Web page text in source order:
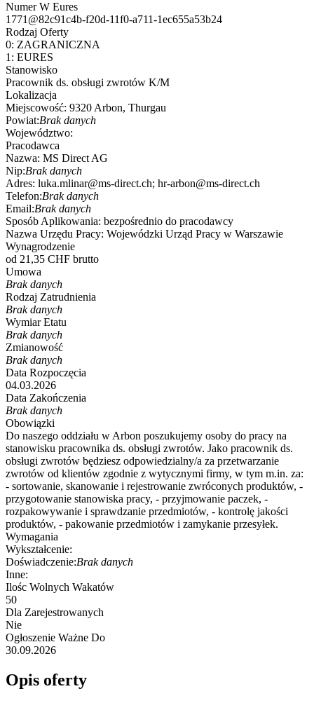
Numer W Eures
1771@82c91c4b-f20d-11f0-a711-1ec655a53b24
Rodzaj Oferty
0: ZAGRANICZNA
1: EURES
Stanowisko
Pracownik ds. obsługi zwrotów K/M
Lokalizacja
Miejscowość: 9320 Arbon, Thurgau
Powiat:Brak danych
Województwo:
Pracodawca
Nazwa: MS Direct AG
Nip:Brak danych
Adres: luka.mlinar@ms-direct.ch; hr-arbon@ms-direct.ch
Telefon:Brak danych
Email:Brak danych
Sposób Aplikowania: bezpośrednio do pracodawcy
Nazwa Urzędu Pracy: Wojewódzki Urząd Pracy w Warszawie
Wynagrodzenie
od 21,35 CHF brutto
Umowa
Brak danych
Rodzaj Zatrudnienia
Brak danych
Wymiar Etatu
Brak danych
Zmianowość
Brak danych
Data Rozpoczęcia
04.03.2026
Data Zakończenia
Brak danych
Obowiązki
Do naszego oddziału w Arbon poszukujemy osoby do pracy na
stanowisku pracownika ds. obsługi zwrotów. Jako pracownik ds.
obsługi zwrotów będziesz odpowiedzialny/a za przetwarzanie
zwrotów od klientów zgodnie z wytycznymi firmy, w tym m.in. za:
- sortowanie, skanowanie i rejestrowanie zwróconych produktów, -
przygotowanie stanowiska pracy, - przyjmowanie paczek, -
rozpakowywanie i sprawdzanie przedmiotów, - kontrolę jakości
produktów, - pakowanie przedmiotów i zamykanie przesyłek.
Wymagania
Wykształcenie:
Doświadczenie:Brak danych
Inne:
Ilośc Wolnych Wakatów
50
Dla Zarejestrowanych
Nie
Ogłoszenie Ważne Do
30.09.2026
Opis oferty